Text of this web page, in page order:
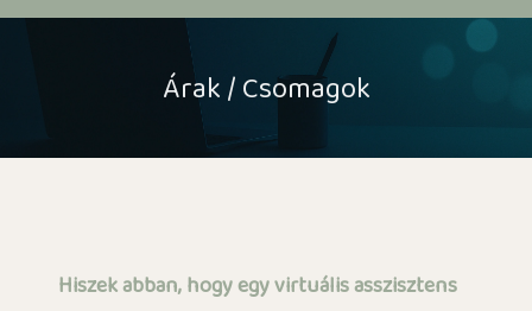
Árak / Csomagok
Hiszek abban, hogy egy virtuális asszisztens